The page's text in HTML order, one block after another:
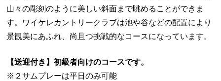
山々の彫刻のように美しい斜面まで眺めることができま
す。ワイケレカントリークラブは池や谷などの配置により
景観美にあふれ、尚且つ挑戦的なコースになっています。
【送迎付き】初級者向けのコースです。
※２サムプレーは平日のみ可能